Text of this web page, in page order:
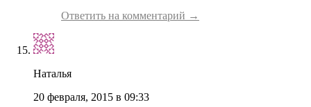
Ответить на комментарий →
Наталья
20 февраля, 2015 в 09:33